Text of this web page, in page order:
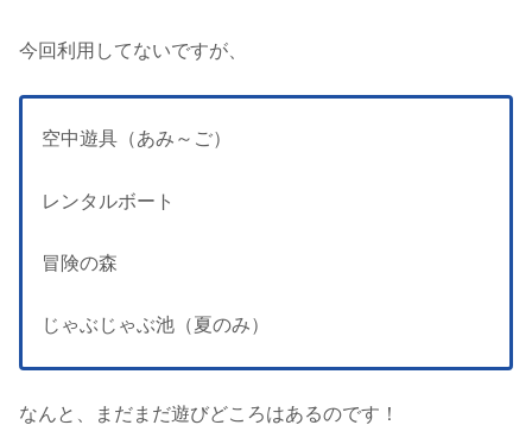
今回利用してないですが、
空中遊具（あみ～ご）
レンタルボート
冒険の森
じゃぶじゃぶ池（夏のみ）
なんと、まだまだ遊びどころはあるのです！